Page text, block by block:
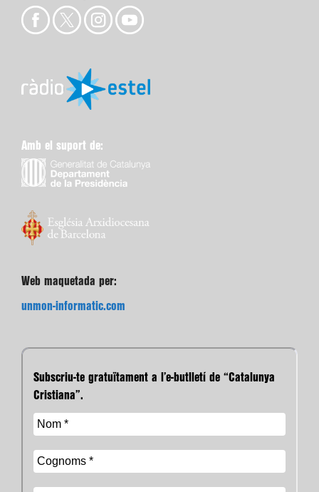
Amb el suport de:
Web maquetada per:
unmon-informatic.com
Subscriu-te gratuïtament a l’e-butlletí de “Catalunya
Cristiana”.